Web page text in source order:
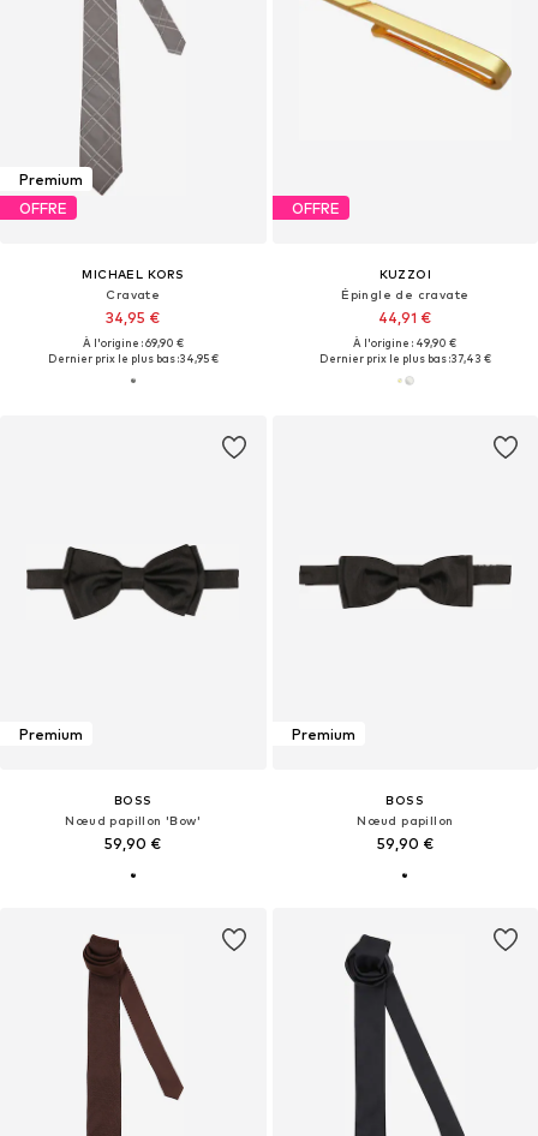
Premium
OFFRE
MICHAEL KORS
Cravate
34,95 €
À l'origine : 69,90 €
Dernier prix le plus bas :34,95 €
OFFRE
KUZZOI
Épingle de cravate
44,91 €
À l'origine : 49,90 €
Dernier prix le plus bas :37,43 €
Premium
BOSS
Nœud papillon 'Bow'
59,90 €
Premium
BOSS
Nœud papillon
59,90 €